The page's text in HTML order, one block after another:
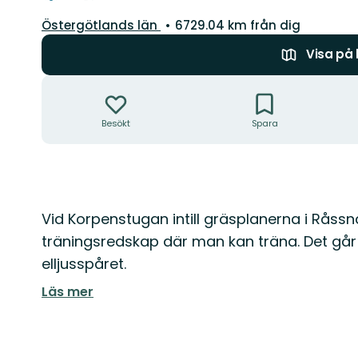
Län:
Östergötlands län
6729.04 km från dig
Visa på
Besökt Spara
Beskrivning
Vid Korpenstugan intill gräsplanerna i
träningsredskap där man kan träna. Det
elljusspåret.
Läs mer